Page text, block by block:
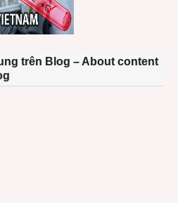
trên Blog – About content